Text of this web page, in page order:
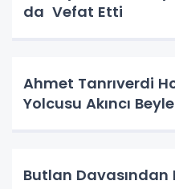
da Vefat Etti
Ahmet Tanrıverdi
Yolcusu Akıncı
Butlan Davasından